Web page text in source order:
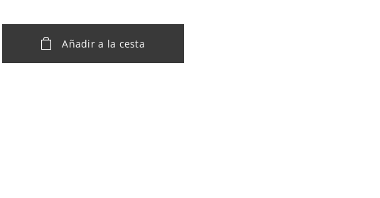
Añadir a la cesta